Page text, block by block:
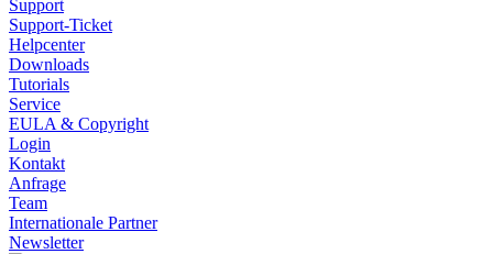
Support
Support-Ticket
Helpcenter
Downloads
Tutorials
Service
EULA & Copyright
Login
Kontakt
Anfrage
Team
Internationale Partner
Newsletter